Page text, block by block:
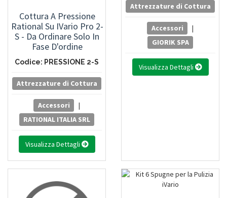
Cottura A Pressione
Rational Su IVario Pro 2-
S - Da Ordinare Solo In
Fase D'ordine
Codice: PRESSIONE 2-S
Attrezzature di Cottura
Accessori
|
RATIONAL ITALIA SRL
Visualizza Dettagli
Attrezzature di Cottura
Accessori
|
GIORIK SPA
Visualizza Dettagli